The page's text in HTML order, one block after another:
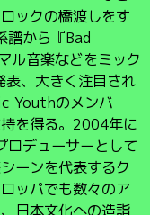
ックの橋渡しをす
譜から『Bad
ル音楽などをミック
、大きく注目され
Youthのメンバ
を得る。2004年に
デューサーとして
ーンを代表するク
ッパでも数々のア
日本文化への造詣